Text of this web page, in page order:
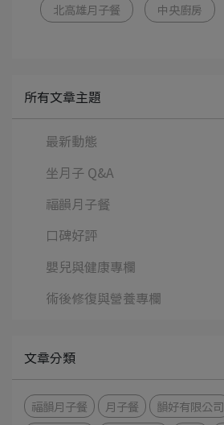
北高雄月子餐 中央廚房
所有文章主題
最新動態
坐月子 Q&A
福韻月子餐
口碑好評
嬰兒與健康專欄
術後修復與營養專欄
文章分類
福韻月子餐 月子餐 韻好有限公司